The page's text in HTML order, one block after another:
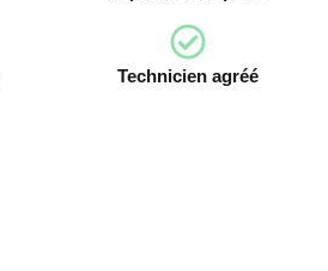
Technicien agréé